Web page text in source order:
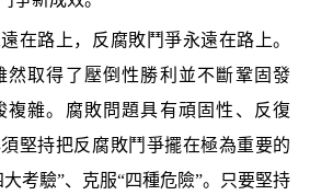
路上，反腐敗鬥爭永遠在路上。
然取得了壓倒性勝利並不斷鞏固發
複雜。腐敗問題具有頑固性、反復
堅持把反腐敗鬥爭擺在極為重要的
考驗”、克服“四種危險”。只要堅持